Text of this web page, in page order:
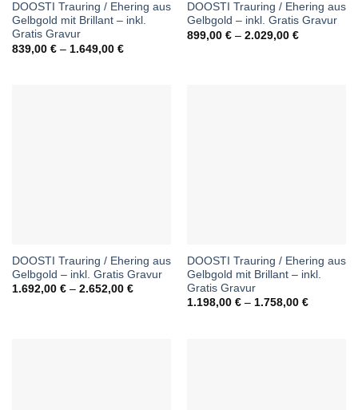
DOOSTI Trauring / Ehering aus
Gelbgold mit Brillant – inkl.
Gratis Gravur
839,00 € – 1.649,00 €Preisspanne:
DOOSTI Trauring / Ehering aus
Gelbgold – inkl. Gratis Gravur
899,00 € – 2.029,00 €
DOOSTI Trauring / Ehering aus
Gelbgold – inkl. Gratis Gravur
1.692,00 € – 2.652,00 €Preisspanne:
DOOSTI Trauring / Ehering aus
Gelbgold mit Brillant – inkl.
Gratis Gravur
1.198,00 € – 1.758,00 €